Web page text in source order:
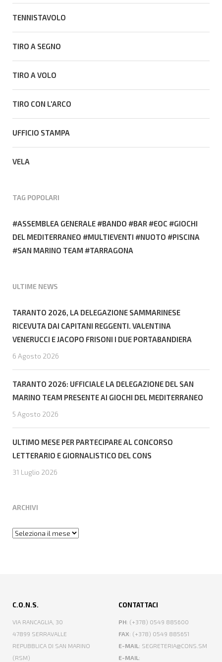
TENNISTAVOLO
TIRO A SEGNO
TIRO A VOLO
TIRO CON L'ARCO
UFFICIO STAMPA
VELA
TAG POPOLARI
ASSEMBLEA GENERALE BANDO BAR EOC
GIOCHI
DEL MEDITERRANEO
MULTIEVENTI NUOTO
PISCINA
SAN MARINO TEAM
TARRAGONA
ULTIME NEWS
TARANTO 2026, LA DELEGAZIONE SAMMARINESE
RICEVUTA DAI CAPITANI REGGENTI. VALENTINA
VENERUCCI E JACOPO FRISONI I DUE PORTABANDIERA
6 Agosto 2026
TARANTO 2026: UFFICIALE LA DELEGAZIONE DEL SAN
MARINO TEAM PRESENTE AI GIOCHI DEL MEDITERRANEO
5 Agosto 2026
ULTIMO MESE PER PARTECIPARE AL CONCORSO
LETTERARIO E GIORNALISTICO DEL CONS
31 Luglio 2026
ARCHIVI
Archivi
C.O.N.S.
VIA RANCAGLIA, 30
47899 SERRAVALLE
REPUBBLICA DI SAN MARINO
(RSM)
CONTATTACI
PH: (+378) 0549 885600
FAX: (+378) 0549 885651
E-MAIL: SEGRETERIA@CONS.SM
E-MAIL: